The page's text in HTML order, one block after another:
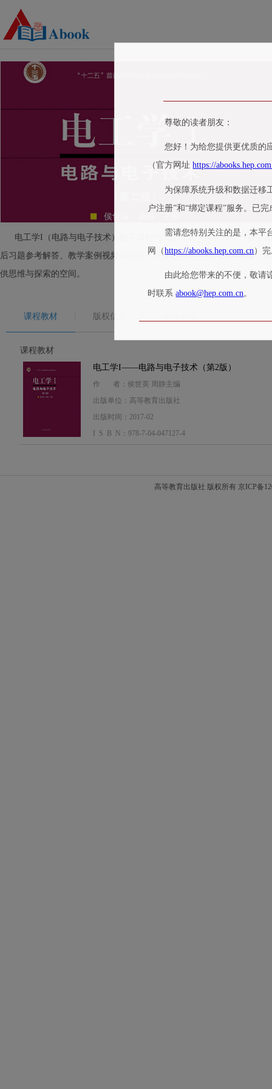
电工学I（电路与电子技术）数字课程与纸质教材一体化设计。数字
后习题参考解答、教学案例视频等板块。充分运用多种形式媒体资源，
供思维与探索的空间。
课程教材 版权信息
课程教材
电工学I——电路与电子技术（第2版）
作 者：侯世英 周静主编
出版单位：高等教育出版社
出版时间：2017-02
I S B N：978-7-04-047127-4
尊敬的读者朋友：
您好！为给您提供更优质的
（官方网址https://
为保障系统升级和数据迁移
户注册”和“绑定课程”服务。已
需请您特别关注的是，本平
网（https://abooks.hep.com.cn）
由此给您带来的不便，敬请
时联系abook@hep.com.cn。
高等教育出版社 版权所有 京ICP备